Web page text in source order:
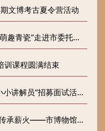
文博考古夏令营活动
瓷”走进市委托管课堂
训课程圆满结束
员”招募面试活动圆满落幕
开展《歌声里的长征路》 微宣讲活动